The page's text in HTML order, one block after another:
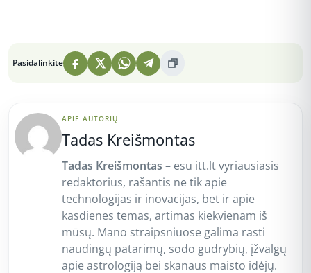
Pasidalinkite
APIE AUTORIŲ
Tadas Kreišmontas
Tadas Kreišmontas – esu itt.lt vyriausiasis
redaktorius, rašantis ne tik apie
technologijas ir inovacijas, bet ir apie
kasdienes temas, artimas kiekvienam iš
mūsų. Mano straipsniuose galima rasti
naudingų patarimų, sodo gudrybių, įžvalgų
apie astrologiją bei skanaus maisto idėjų.